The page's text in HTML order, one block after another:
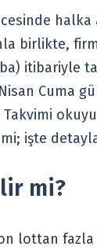
birlikte,
itibariyle
Cuma
işte
mi?
lottan fazla